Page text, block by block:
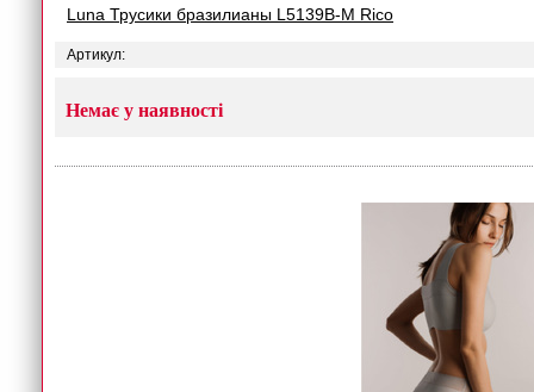
Luna Трусики бразилианы L5139B-M Rico
Артикул:
Немає у наявності